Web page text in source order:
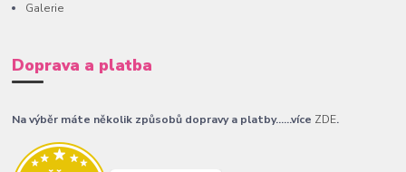
Galerie
Doprava a platba
Na výběr máte několik způsobů dopravy a platby......více ZDE.